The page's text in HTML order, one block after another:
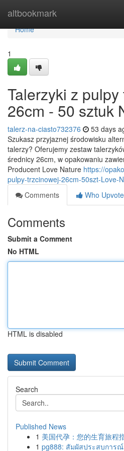
altbookmark
Home
Home
1
Talerzyki z
26cm - 50 sztuk
talerz-na-ciasto732376 53 days
Szukasz przyjaznej środowisku
talerzy? Oferujemy zestaw
średnicy 26cm, w opakowaniu
Producent Love Nature https://
pulpy-trzcinowej-26cm-50szt-Love-
Comments
Who
Comments
Submit a Comment
No HTML
HTML is disabled
Search
Published News
1 美国代孕：您的生育旅程
1 pg888: สัมผัสประสบการ